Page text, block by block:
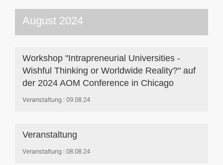
August 2024
Workshop "Intrapreneurial Universities -
Wishful Thinking or Worldwide Reality?" auf
der 2024 AOM Conference in Chicago
Veranstaltung 09.08.24
Veranstaltung
Veranstaltung 08.08.24